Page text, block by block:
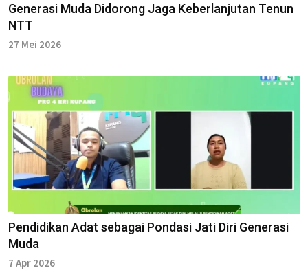
Generasi Muda Didorong Jaga Keberlanjutan Tenun
NTT
27 Mei 2026
Pendidikan Adat sebagai Pondasi Jati Diri Generasi
Muda
7 Apr 2026